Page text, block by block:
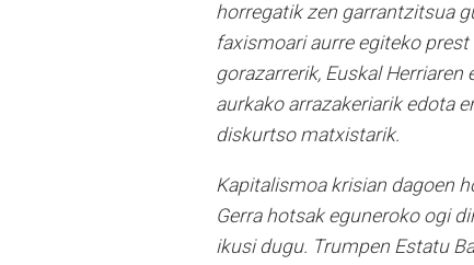
horregatik zen garrantzitsua
faxismoari aurre egiteko
gorazarrerik, Euskal
aurkako arrazakeriarik edota
diskurtso matxistarik.
Kapitalismoa krisian dagoen
Gerra hotsak eguneroko ogi
ikusi dugu. Trumpen Estatu